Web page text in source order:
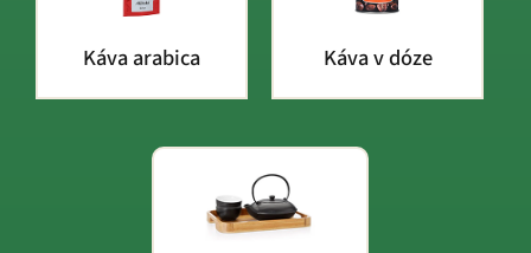
Káva arabica Káva v dóze